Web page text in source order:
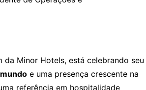
da Minor Hotels, está celebrando seu
e uma presença crescente na
referência em hospitalidade